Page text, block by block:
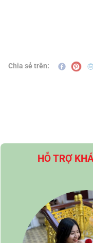
Chia sẻ trên:
HỖ TRỢ